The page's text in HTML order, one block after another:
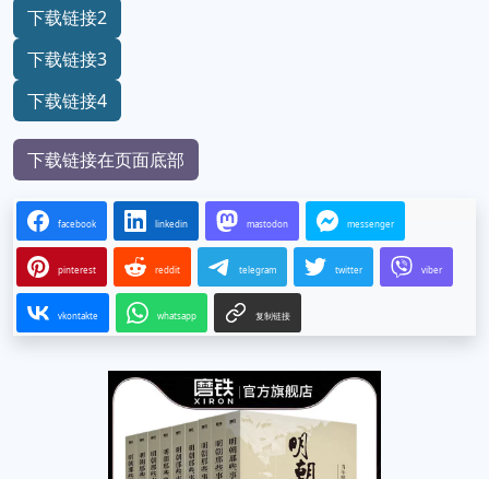
下载链接2
下载链接3
下载链接4
下载链接在页面底部
facebook linkedin mastodon messenger
pinterest reddit telegram twitter viber
vkontakte whatsapp 复制链接